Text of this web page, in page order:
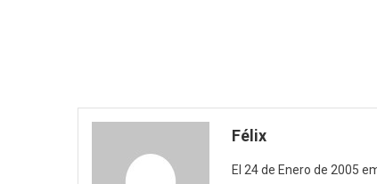
Félix
El 24 de Enero de 2005